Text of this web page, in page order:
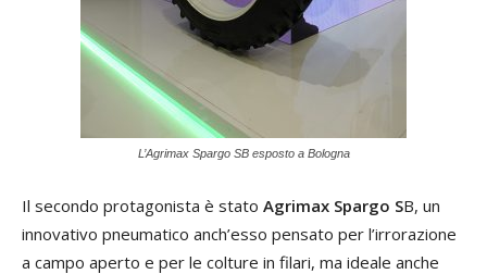
L’Agrimax Spargo SB esposto a Bologna
Il secondo protagonista è stato Agrimax Spargo SB, un
innovativo pneumatico anch’esso pensato per l’irrorazione
a campo aperto e per le colture in filari, ma ideale anche